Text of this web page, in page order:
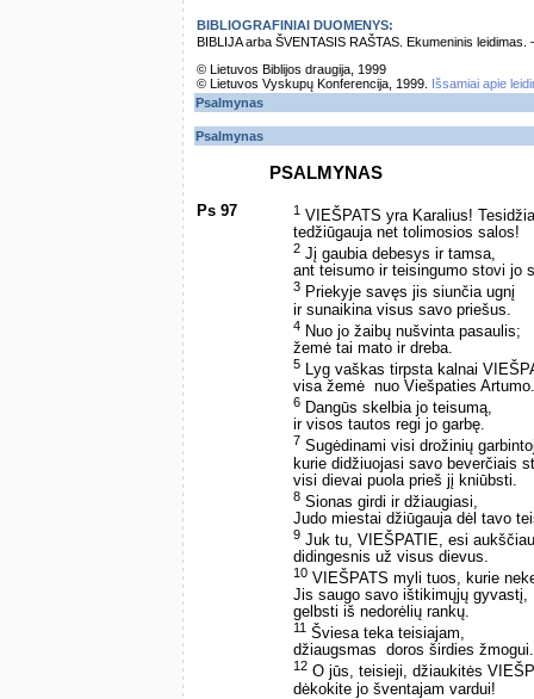
BIBLIOGRAFINIAI DUOMENYS:
BIBLIJA arba ŠVENTASIS RAŠTAS. Ekumeninis
© Lietuvos Biblijos draugija, 1999
© Lietuvos Vyskupų Konferencija, 1999.
Išsamiai apie
Psalmynas
Psalmynas
PSALMYNAS
Ps 97 1 VIEŠPATS yra Karalius!
tedžiūgauja net tolimosios salos!
2 Jį gaubia debesys ir tamsa,
ant teisumo ir teisingumo stovi jo
3 Priekyje savęs jis siunčia ugnį
ir sunaikina visus savo priešus.
4 Nuo jo žaibų nušvinta pasaulis;
žemė tai mato ir dreba.
5 Lyg vaškas tirpsta kalnai
visa žemė ­ nuo Viešpaties
6 Dangūs skelbia jo teisumą,
ir visos tautos regi jo garbę.
7 Sugėdinami visi drožinių
kurie didžiuojasi savo beverčiais
visi dievai puola prieš jį kniūbsti.
8 Sionas girdi ir džiaugiasi,
Judo miestai džiūgauja dėl tavo
9 Juk tu, VIEŠPATIE, esi
didingesnis už visus dievus.
10 VIEŠPATS myli tuos, kurie
Jis saugo savo ištikimųjų gyvastį,
gelbsti iš nedorėlių rankų.
11 Šviesa teka teisiajam,
džiaugsmas ­ doros širdies žmogui.
12 O jūs, teisieji, džiaukitės
dėkokite jo šventajam vardui!